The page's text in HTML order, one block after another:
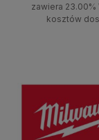
zawiera 23.00%
kosztów